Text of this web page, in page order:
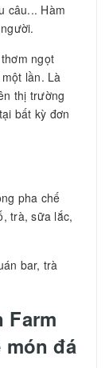
câu... Hàm
ngọt
lần. Là
thị trường
bất kỳ đơn
pha chế
trà, sữa lắc,
bar, trà
Farm
đá